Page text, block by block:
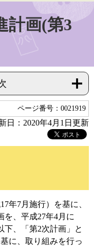
計画(第3
ページ番号：0021919
日：2020年4月1日更新
年7月施行）を基に、
を、平成27年4月に
下、「第2次計画」と
に、取り組みを行っ